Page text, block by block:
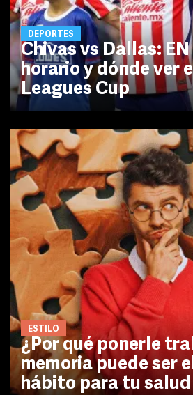
DEPORTES
Chivas vs Dallas: EN
horario y dónde ver
Leagues Cup
ESTILO
¿Por qué ponerle
memoria puede ser
hábito para tu